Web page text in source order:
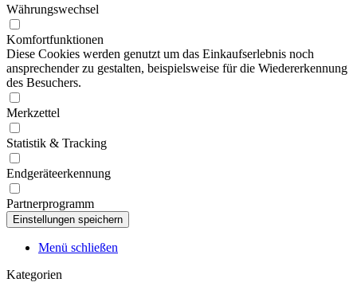
Währungswechsel
Komfortfunktionen
Diese Cookies werden genutzt um das Einkaufserlebnis noch
ansprechender zu gestalten, beispielsweise für die Wiedererkennung
des Besuchers.
Merkzettel
Statistik & Tracking
Endgeräteerkennung
Partnerprogramm
Menü schließen
Kategorien